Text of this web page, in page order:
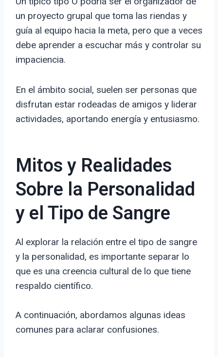
un proyecto grupal que toma las riendas y
guía al equipo hacia la meta, pero que a veces
debe aprender a escuchar más y controlar su
impaciencia.
En el ámbito social, suelen ser personas que
disfrutan estar rodeadas de amigos y liderar
actividades, aportando energía y entusiasmo.
Mitos y Realidades
Sobre la Personalidad
y el Tipo de Sangre
Al explorar la relación entre el tipo de sangre
y la personalidad, es importante separar lo
que es una creencia cultural de lo que tiene
respaldo científico.
A continuación, abordamos algunas ideas
comunes para aclarar confusiones.